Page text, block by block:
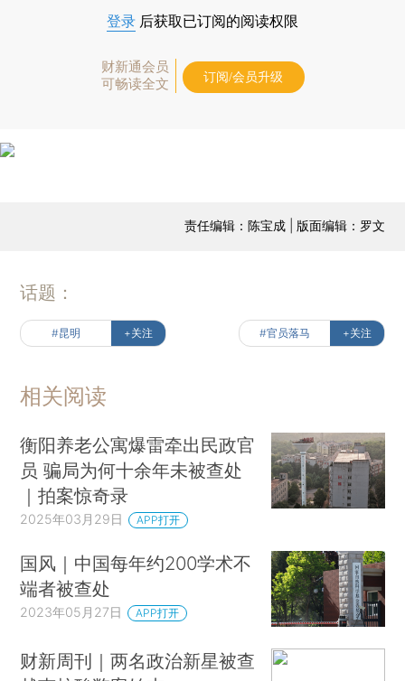
登录 后获取已订阅的阅读权限
财新通会员
可畅读全文
订阅/会员升级
责任编辑：陈宝成 | 版面编辑：罗文
话题：
#昆明 +关注 #官员落马 +关注
相关阅读
衡阳养老公寓爆雷牵出民政官
员 骗局为何十余年未被查处
｜拍案惊奇录
2025年03月29日 APP打开
国风｜中国每年约200学术不
端者被查处
2023年05月27日 APP打开
财新周刊｜两名政治新星被查